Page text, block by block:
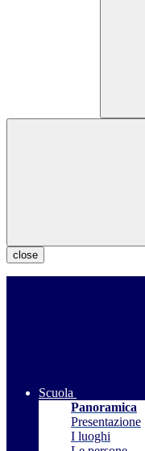
close
Scuola
Panoramica
Presentazione
I luoghi